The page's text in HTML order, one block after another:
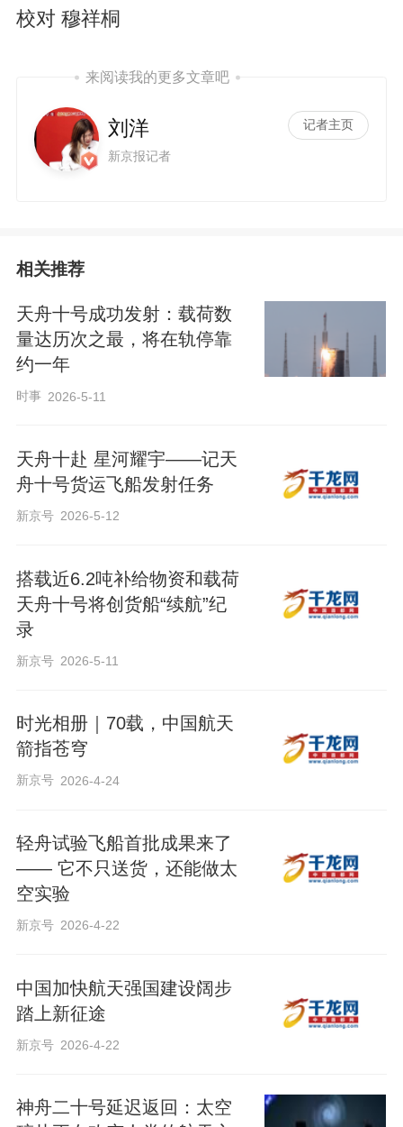
校对 穆祥桐
来阅读我的更多文章吧
刘洋
新京报记者
记者主页
相关推荐
天舟十号成功发射：载荷数
量达历次之最，将在轨停靠
约一年
时事 2026-5-11
天舟十赴 星河耀宇——记天
舟十号货运飞船发射任务
新京号 2026-5-12
搭载近6.2吨补给物资和载荷
天舟十号将创货船“续航”纪
录
新京号 2026-5-11
时光相册｜70载，中国航天
箭指苍穹
新京号 2026-4-24
轻舟试验飞船首批成果来了
—— 它不只送货，还能做太
空实验
新京号 2026-4-22
中国加快航天强国建设阔步
踏上新征途
新京号 2026-4-22
神舟二十号延迟返回：太空